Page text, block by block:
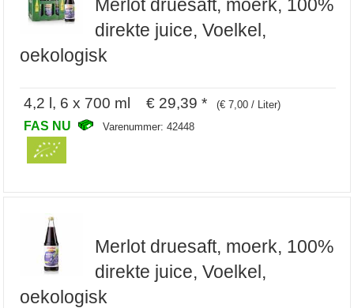
Merlot druesaft, moerk, 100%
direkte juice, Voelkel,
oekologisk
4,2 l, 6 x 700 ml € 29,39 * (€ 7,00 / Liter)
FAS NU Varenummer: 42448
Merlot druesaft, moerk, 100%
direkte juice, Voelkel,
oekologisk